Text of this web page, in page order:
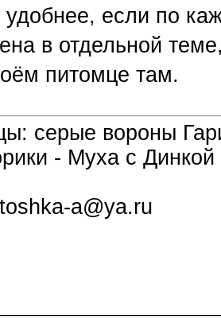
удобнее, если по
в отдельной
питомце там.
серые вороны
- Муха с Динкой
a@ya.ru